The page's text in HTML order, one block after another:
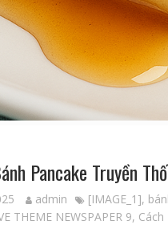
Pancake Truyền
admin [IMAGE_1],
THEME NEWSPAPER 9,